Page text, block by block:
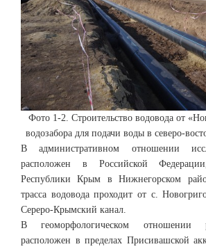
Фото 1-2. Строительство водовода от
водозабора для подачи воды в северо-
В административном отношении
расположен в Российской
Республики Крым в Нижнегорском
трасса водовода проходит от с.
Сереро-Крымский канал.
В геоморфологическом отношении
расположен в пределах Присивашской